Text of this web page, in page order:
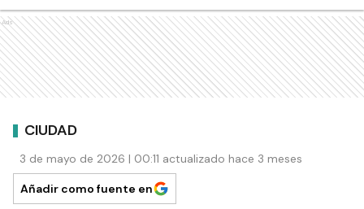
Ads
CIUDAD
3 de mayo de 2026 | 00:11 actualizado hace 3 meses
Añadir como fuente en